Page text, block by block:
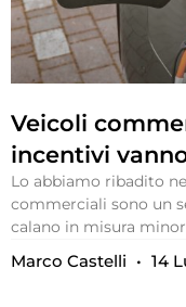
Veicoli
incentivi
Lo abbiamo ribadito
commerciali sono un
calano in misura
Marco Castelli 14